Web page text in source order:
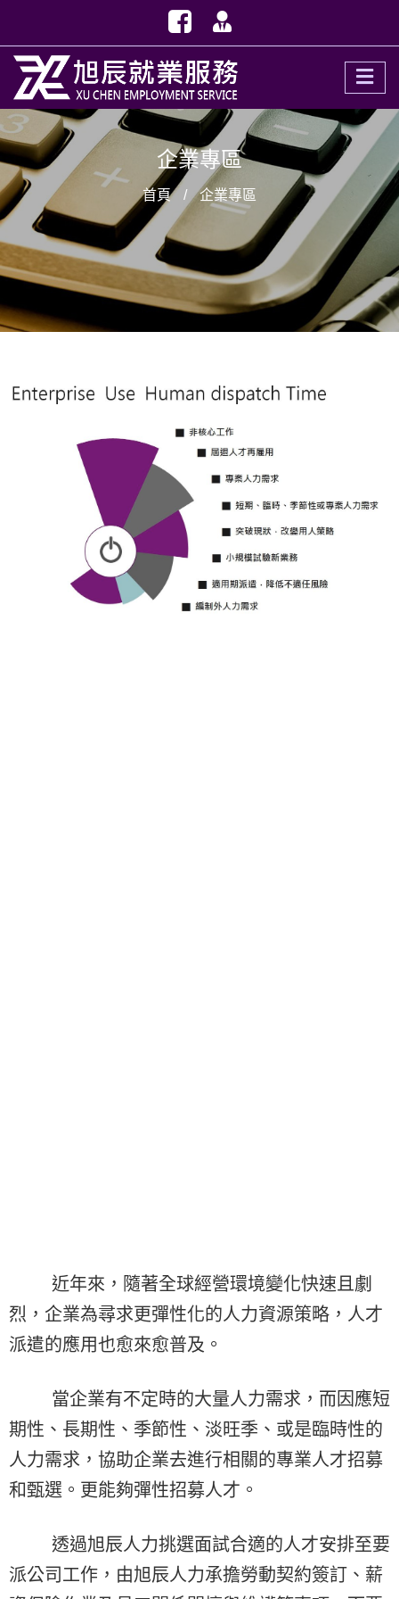
企業專區
首頁 企業專區
近年來，隨著全球經營環境變化快速且劇
烈，企業為尋求更彈性化的人力資源策略，人才
派遣的應用也愈來愈普及。
當企業有不定時的大量人力需求，而因應短
期性、長期性、季節性、淡旺季、或是臨時性的
人力需求，協助企業去進行相關的專業人才招募
和甄選。更能夠彈性招募人才。
透過旭辰人力挑選面試合適的人才安排至要
派公司工作，由旭辰人力承擔勞動契約簽訂、薪